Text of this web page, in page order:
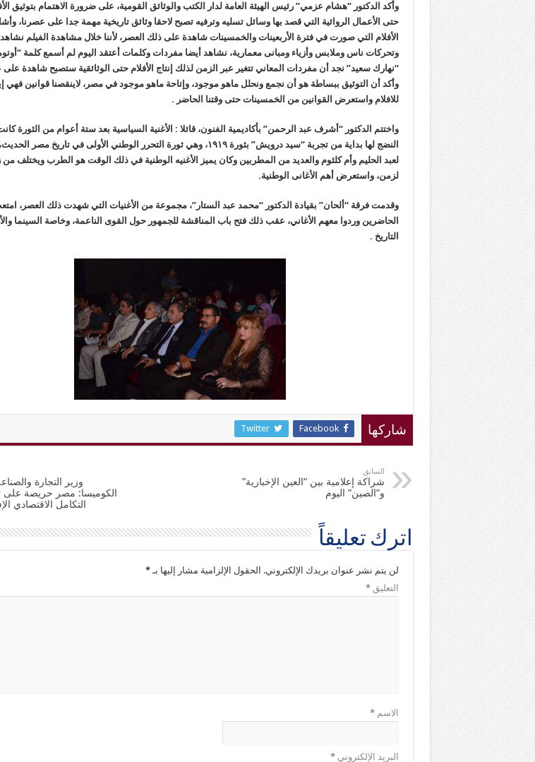
وأكد الدكتور “هشام عزمي” رئيس الهيئة العامة لدار الكتب والوثائق القومية، على ضرورة الاهتمام بتوثيق
حتى الأعمال الروائية التي قصد بها وسائل تسليه وترفيه تصبح لاحقا وثائق تاريخية مهمة جدا على عصرنا،
الأفلام التي صورت في فترة الأربعينات والخمسينات شاهدة على ذلك العصر، لأننا خلال مشاهدة الفيلم
وتحركات ناس وملابس وأزياء ومبانى معمارية، نشاهد أيضا مفردات وكلمات أعتقد اليوم لم أسمع كلمة
“نهارك سعيد” نجد أن مفردات المعاني تتغير عبر الزمن لذلك إنتاج الأفلام حتى الوثائقية ستصبح شاهدة
وأكد أن التوثيق ببساطة هو أن نجمع ونحلل ماهو موجود، وإتاحة ماهو موجود في مصر، لاينقصنا قوانين فهي
للافلام واستعرض القوانين من الخمسينات حتى وقتنا الحاضر .
واختتم الدكتور “أشرف عبد الرحمن” بأكاديمية الفنون، قائلا : الأغنية السياسية بعد ستة أعوام من الثورة
النضج لها بداية من تجربة “سيد درويش” بثورة ١٩١٩، وهي ثورة التحرر الوطني الأولى في تاريخ مصر
لعبد الحليم وأم كلثوم والعديد من المطربين وكان يميز الأغنيه الوطنية في ذلك الوقت هو الطرب ويختلف
لزمن، واستعرض أهم الأغانى الوطنية.
وقدمت فرقة “ألحان” بقيادة الدكتور “محمد عبد الستار”، مجموعة من الأغنيات التي شهدت ذلك العصر،
الحاضرين وردوا معهم الأغاني، عقب ذلك فتح باب المناقشة للجمهور حول القوى الناعمة، وخاصة السينما
التاريخ .
شاركها Facebook
Twitter
السابق
شراكة إعلامية بين “العين الإخبارية”
و”الصين” اليوم
وزير التجارة
الكوميسا: مصر حريصة على
التكامل الاقتصادي
اترك تعليقاً
لن يتم نشر عنوان بريدك الإلكتروني. الحقول الإلزامية مشار إليها بـ*
التعليق*
الاسم*
البريد الإلكتروني*